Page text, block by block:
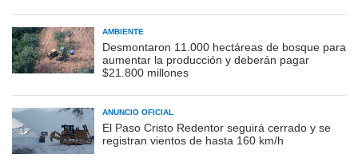
AMBIENTE
Desmontaron 11.000 hectáreas de bosque para
aumentar la producción y deberán pagar
$21.800 millones
ANUNCIO OFICIAL
El Paso Cristo Redentor seguirá cerrado y se
registran vientos de hasta 160 km/h